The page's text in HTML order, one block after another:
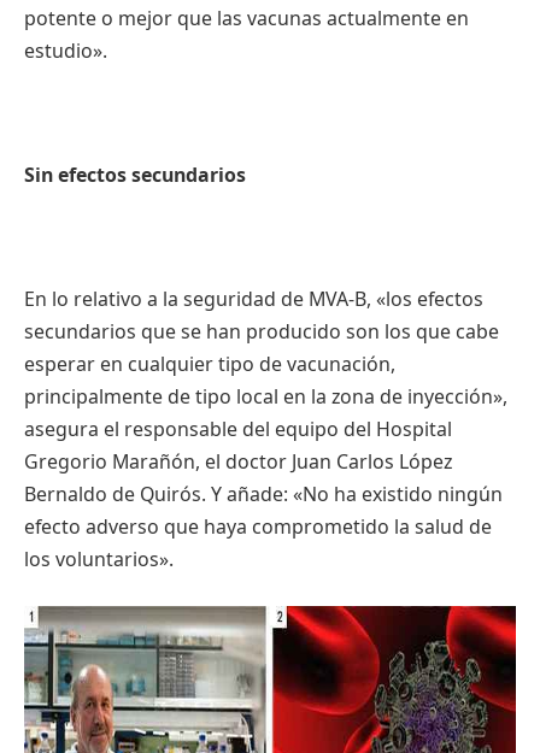
potente o mejor que las vacunas actualmente en
estudio».
Sinefectossecundarios
En lo relativo a la seguridad de MVA-B, «los efectos
secundarios quese han producido son los que cabe
esperar en cualquiertipo devacunación,
principalmente detipo local en la zona de inyección»,
asegura el responsable del equipo del Hospital
Gregorio Marañón, el doctor Juan Carlos López
Bernaldo de Quirós. Yañade: «No ha existido ningún
efecto adverso que haya comprometido la salud de
los voluntarios».